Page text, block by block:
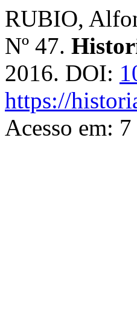
RUBIO,
Nº 47.
2016. DOI:
https://
Acesso em: